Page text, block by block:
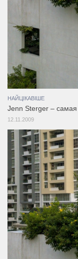
НАЙЦІКАВІШЕ
Jenn Sterger –
12.11.2009